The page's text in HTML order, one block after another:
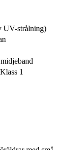
UV-strålning)
1